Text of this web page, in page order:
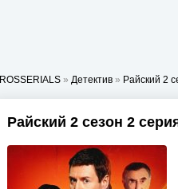
ROSSERIALS » Детектив » Райский 2
Райский 2 сезон 2